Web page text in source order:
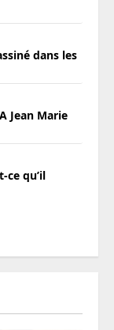
dans les
Jean Marie
ce qu’il